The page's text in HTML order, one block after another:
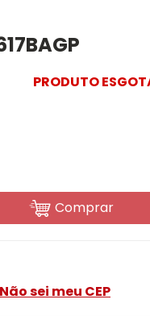
PRODUTO
Comprar
Não sei meu CEP